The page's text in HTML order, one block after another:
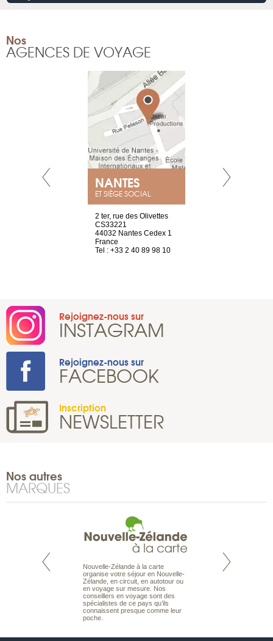
Nos
AGENCES DE VOYAGE
NANTES
ET SIÈGE SOCIAL
2 ter, rue des Olivettes
CS33221
44032 Nantes Cedex 1
France
Tel : +33 2 40 89 98 10
Rejoignez-nous sur
INSTAGRAM
Rejoignez-nous sur
FACEBOOK
Inscription
NEWSLETTER
Nos autres
MARQUES
est le spécialiste
Nouvelle-Zélande à la carte
organise votre séjour en Nouvelle-
Zélande, en circuit, en autotour ou
en voyage sur mesure. Nos
conseillers en voyage sont des
spécialistes de ce pays qu’ils
connaissent presque comme leur
poche.
Notre site